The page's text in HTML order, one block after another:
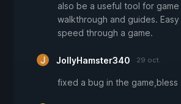
also be a useful tool for game
walkthrough and guides.
speed through a game.
JollyHamster340 29 oct.
fixed a bug in the game,bless